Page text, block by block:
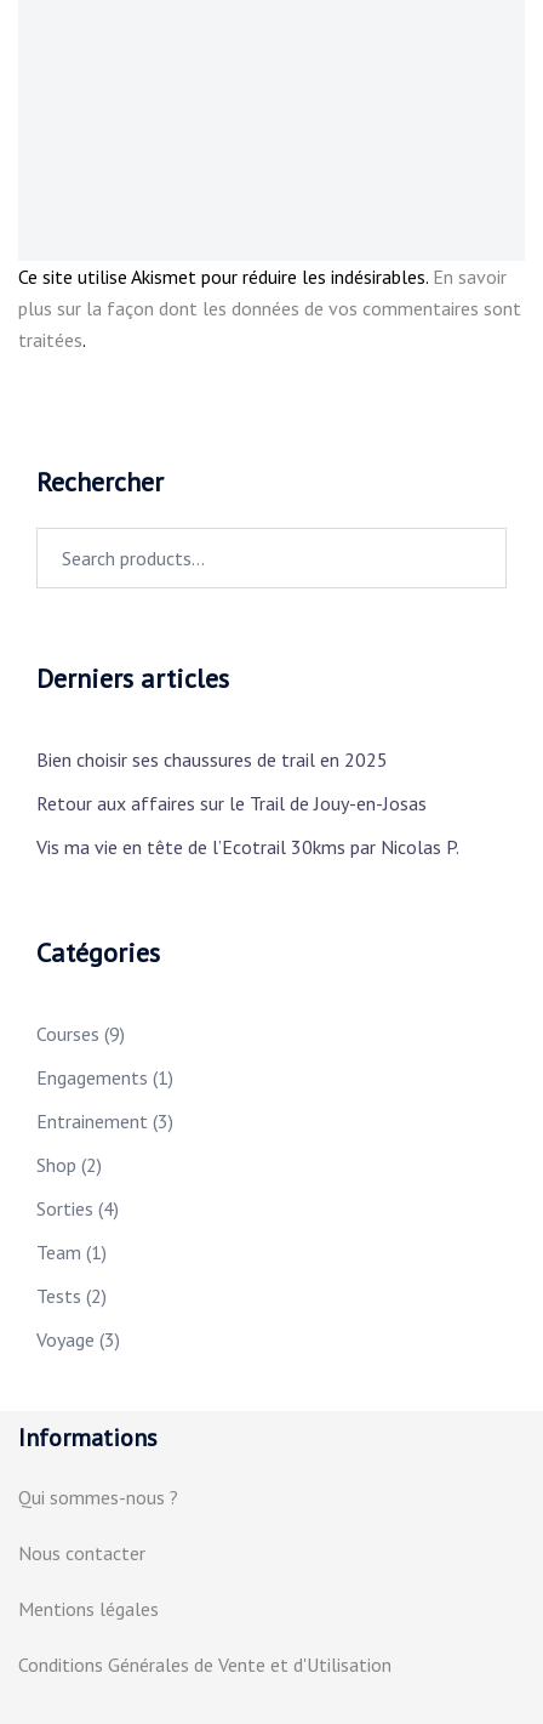
Ce site utilise Akismet pour réduire les indésirables. En savoir
plus sur la façon dont les données de vos commentaires sont
traitées.
Rechercher
Derniers articles
Bien choisir ses chaussures de trail en 2025
Retour aux affaires sur le Trail de Jouy-en-Josas
Vis ma vie en tête de l’Ecotrail 30kms par Nicolas P.
Catégories
Courses (9)
Engagements (1)
Entrainement (3)
Shop (2)
Sorties (4)
Team (1)
Tests (2)
Voyage (3)
Informations
Qui sommes-nous ?
Nous contacter
Mentions légales
Conditions Générales de Vente et d'Utilisation